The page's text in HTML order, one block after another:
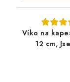
Víko na
12 cm,